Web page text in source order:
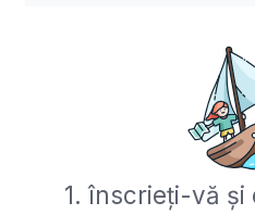
1. înscrieți-vă